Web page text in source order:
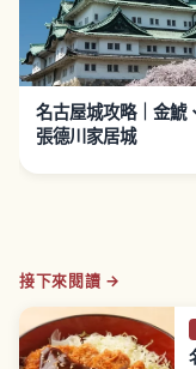
名古屋城攻略｜金鯱
張德川家居城
接下來閱讀 →